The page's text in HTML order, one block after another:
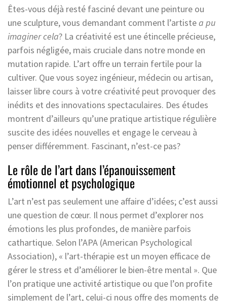
Êtes-vous déjà resté fasciné devant une peinture ou
une sculpture, vous demandant comment l’artistea pu
imaginer cela? La créativité est une étincelle précieuse,
parfois négligée, mais cruciale dans notre monde en
mutation rapide. L’art offre un terrain fertile pour la
cultiver. Que vous soyez ingénieur, médecin ou artisan,
laisser libre cours à votre créativité peut provoquer des
inédits et des innovations spectaculaires. Des études
montrent d’ailleurs qu’une pratique artistique régulière
suscite des idées nouvelles et engage le cerveau à
penser différemment. Fascinant, n’est-ce pas?
Le rôle de l’art dans l’épanouissement
émotionnel et psychologique
L’art n’est pas seulement une affaire d’idées; c’est aussi
une question de cœur. Il nous permet d’explorer nos
émotions les plus profondes, de manière parfois
cathartique. Selon l’APA (American Psychological
Association), « l’art-thérapie est un moyen efficace de
gérer le stress et d’améliorer le bien-être mental ». Que
l’on pratique une activité artistique ou que l’on profite
simplement de l’art, celui-ci nous offre des moments de